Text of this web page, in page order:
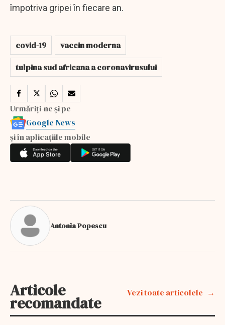
împotriva gripei în fiecare an.
covid-19
vaccin moderna
tulpina sud africana a coronavirusului
Urmăriți-ne și pe
Google News
și în aplicațiile mobile
Antonia Popescu
Articole
recomandate
Vezi toate articolele